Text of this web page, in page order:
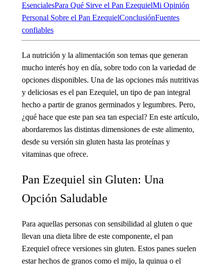
EsencialesPara Qué Sirve el Pan EzequielMi Opinión
Personal Sobre el Pan EzequielConclusiónFuentes
confiables
La nutrición y la alimentación son temas que generan
mucho interés hoy en día, sobre todo con la variedad de
opciones disponibles. Una de las opciones más nutritivas
y deliciosas es el pan Ezequiel, un tipo de pan integral
hecho a partir de granos germinados y legumbres. Pero,
¿qué hace que este pan sea tan especial? En este artículo,
abordaremos las distintas dimensiones de este alimento,
desde su versión sin gluten hasta las proteínas y
vitaminas que ofrece.
Pan Ezequiel sin Gluten: Una
Opción Saludable
Para aquellas personas con sensibilidad al gluten o que
llevan una dieta libre de este componente, el pan
Ezequiel ofrece versiones sin gluten. Estos panes suelen
estar hechos de granos como el mijo, la quinua o el